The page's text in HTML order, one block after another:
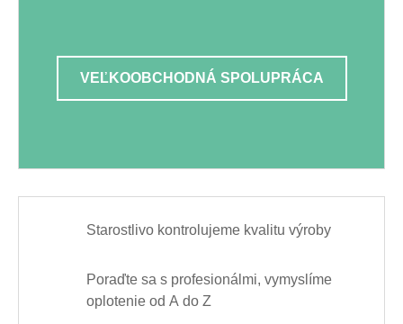
VEĽKOOBCHODNÁ SPOLUPRÁCA
Starostlivo kontrolujeme kvalitu výroby
Poraďte sa s profesionálmi, vymyslíme
oplotenie od A do Z